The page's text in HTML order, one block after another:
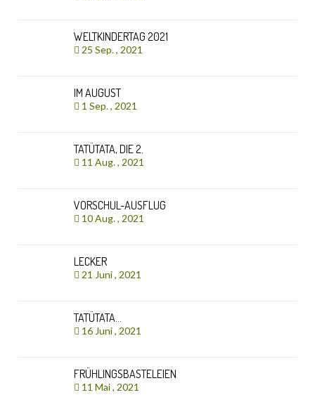
WELTKINDERTAG 2021
25 Sep. , 2021
IM AUGUST
1 Sep. , 2021
TATÜTATA, DIE 2.
11 Aug. , 2021
VORSCHUL-AUSFLUG
10 Aug. , 2021
LECKER
21 Juni , 2021
TATÜTATA…
16 Juni , 2021
FRÜHLINGSBASTELEIEN
11 Mai , 2021